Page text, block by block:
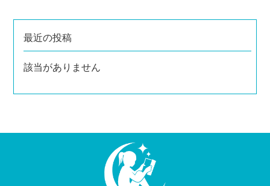
最近の投稿
該当がありません